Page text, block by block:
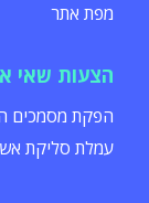
מפת אתר
הצעות שאי
הפקת מסמכים החל מ-
עמלת סליקת אשראי